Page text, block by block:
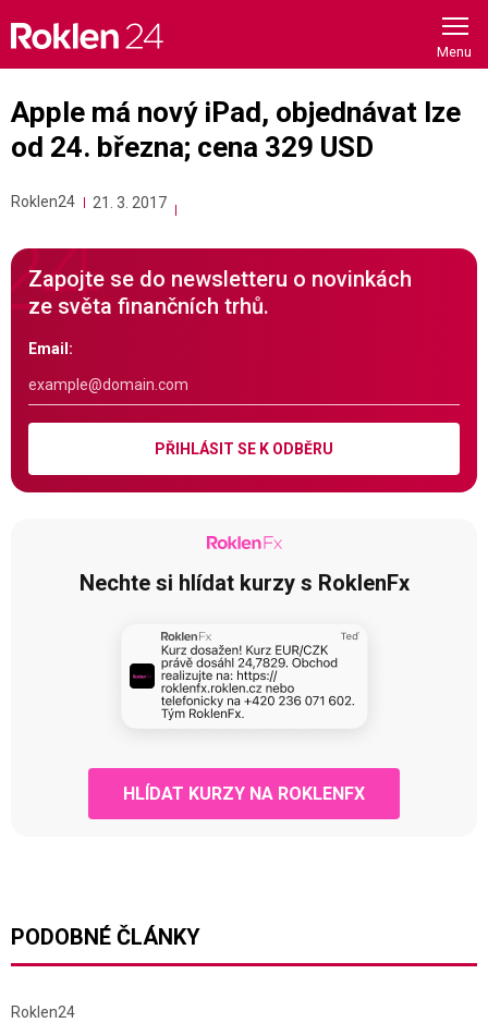
content
Apple má nový iPad, objednávat lze
od 24. března; cena 329 USD
Roklen24 21. 3. 2017
Zapojte se do newsletteru o novinkách
ze světa finančních trhů.
Email:
PŘIHLÁSIT SE K ODBĚRU
Nechte si hlídat kurzy s RoklenFx
HLÍDAT KURZY NA ROKLENFX
PODOBNÉ ČLÁNKY
Roklen24